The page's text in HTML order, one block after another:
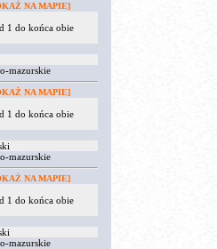
NA MAPIE]
1 do końca obie
mazurskie
NA MAPIE]
1 do końca obie
mazurskie
NA MAPIE]
1 do końca obie
mazurskie